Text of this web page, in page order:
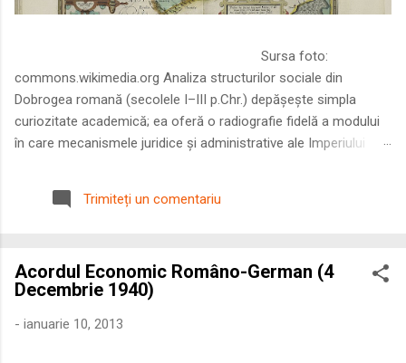
Sursa foto:
commons.wikimedia.org Analiza structurilor sociale din
Dobrogea romană (secolele I–III p.Chr.) depășește simpla
curiozitate academică; ea oferă o radiografie fidelă a modului
în care mecanismele juridice și administrative ale Imperiului
Într-o epocă în care prosperitatea excepțională a lumii romane
era susținută de o mobilitate socială dinamică și de o libertate
roman – în special a cetățenilor romani ( cives Romani ) în
țesutul urban și rural dobrogean – ne permite să măsurăm cu
precizie profunzimea și ritmul procesului de rom...
Trimiteți un comentariu
Acordul Economic Româno-German (4
Decembrie 1940)
- ianuarie 10, 2013